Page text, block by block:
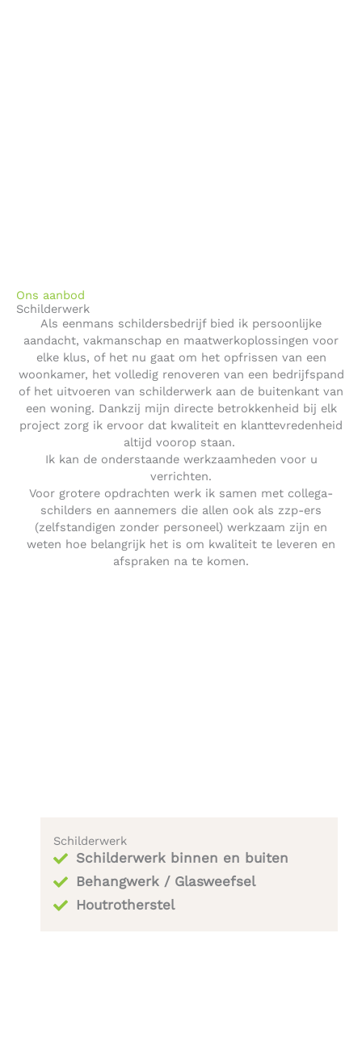
Ons aanbod
Schilderwerk
Als eenmans schildersbedrijf bied ik persoonlijke
aandacht, vakmanschap en maatwerkoplossingen voor
elke klus, of het nu gaat om het opfrissen van een
woonkamer, het volledig renoveren van een bedrijfspand
of het uitvoeren van schilderwerk aan de buitenkant van
een woning. Dankzij mijn directe betrokkenheid bij elk
project zorg ik ervoor dat kwaliteit en klanttevredenheid
altijd voorop staan.
Ik kan de onderstaande werkzaamheden voor u
verrichten.
Voor grotere opdrachten werk ik samen met collega-
schilders en aannemers die allen ook als zzp-ers
(zelfstandigen zonder personeel) werkzaam zijn en
weten hoe belangrijk het is om kwaliteit te leveren en
afspraken na te komen.
Schilderwerk
Schilderwerk binnen en buiten
Behangwerk / Glasweefsel
Houtrotherstel​